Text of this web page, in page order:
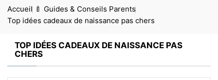
Accueil 🍼 Guides & Conseils Parents
Top idées cadeaux de naissance pas chers
TOP IDÉES CADEAUX DE NAISSANCE PAS
CHERS